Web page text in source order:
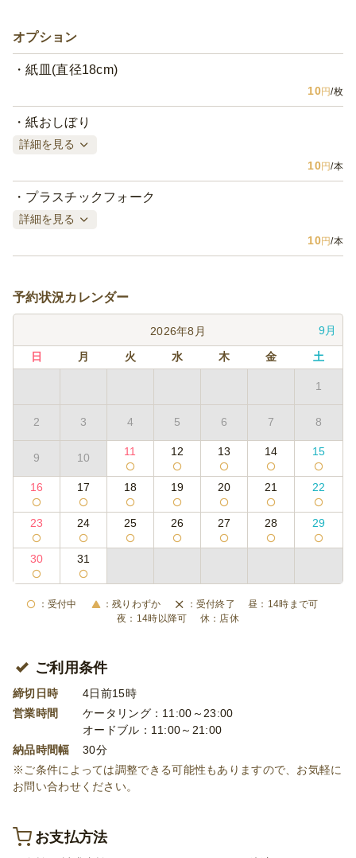
オプション
紙皿(直径18cm)
10円/枚
紙おしぼり
詳細を見る
10円/本
プラスチックフォーク
詳細を見る
10円/本
予約状況カレンダー
2026年8月 9月
日 月 火 水 木 金 土
1
2 3 4 5 6 7 8
9 10 11 12 13 14 15
16 17 18 19 20 21 22
23 24 25 26 27 28 29
30 31
受付中 残りわずか 受付終了
14時まで可
14時以降可
店休
ご利用条件
締切日時
4日前15時
営業時間
ケータリング：11:00～23:00
オードブル：11:00～21:00
納品時間幅
30分
※ご条件によっては調整できる可能性もありますので、お気軽に
お問い合わせください。
お支払方法